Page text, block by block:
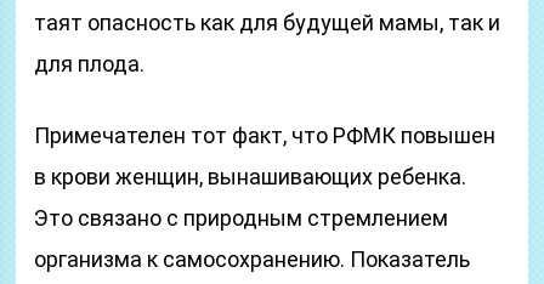
таят опасность как для будущей мамы, так и
для плода.
Примечателен тот факт, что РФМК повышен
в крови женщин, вынашивающих ребенка.
Это связано с природным стремлением
организма к самосохранению. Показатель